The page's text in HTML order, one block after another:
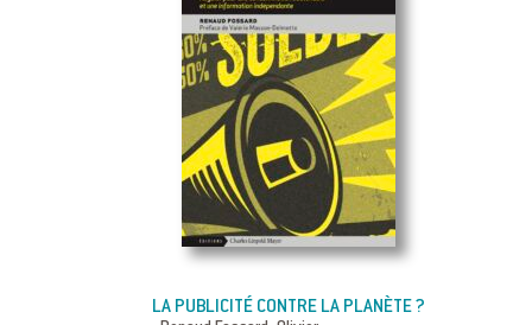
LA PUBLICITÉ CONTRE LA PLANÈTE ?